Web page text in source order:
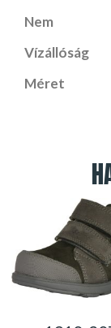
Nem
Vízállóság
Méret